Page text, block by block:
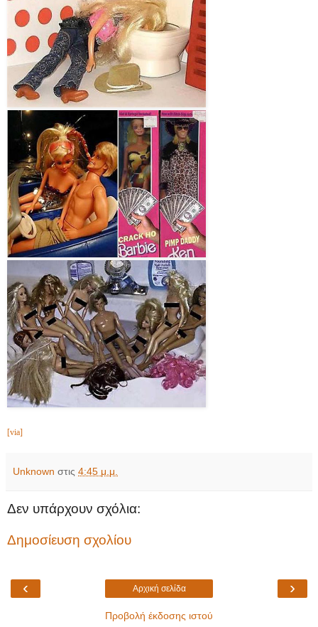
[via]
Unknown στις 4:45 μ.μ.
Δεν υπάρχουν σχόλια:
Δημοσίευση σχολίου
‹ ›
Αρχική σελίδα
Προβολή έκδοσης ιστού